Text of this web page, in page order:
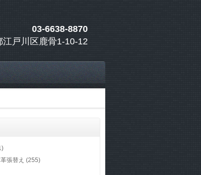
03-6638-8870
江戸川区鹿骨1-10-12
張替え (255)